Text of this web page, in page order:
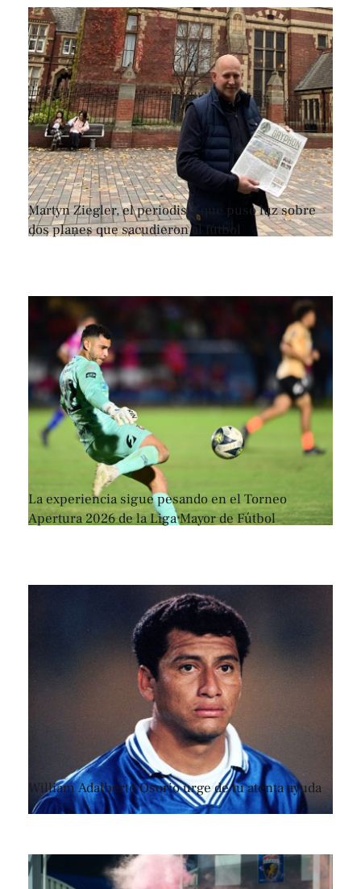
Martyn Ziegler, el periodista que puso luz sobre
dos planes que sacudieron al fútbol
La experiencia sigue pesando en el Torneo
Apertura 2026 de la Liga Mayor de Fútbol
William Adalberto Osorio urge de tu atenta ayuda